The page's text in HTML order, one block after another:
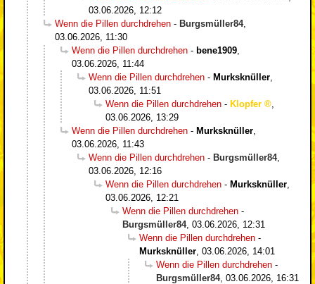
03.06.2026, 12:12
Wenn die Pillen durchdrehen - Burgsmüller84,
03.06.2026, 11:30
Wenn die Pillen durchdrehen - bene1909
03.06.2026, 11:44
Wenn die Pillen durchdrehen - Murksknüller
03.06.2026, 11:51
Wenn die Pillen durchdrehen - Klopfer
03.06.2026, 13:29
Wenn die Pillen durchdrehen - Murksknüller
03.06.2026, 11:43
Wenn die Pillen durchdrehen - Burgsmüller84,
03.06.2026, 12:16
Wenn die Pillen durchdrehen - Murksknüller
03.06.2026, 12:21
Wenn die Pillen durchdrehen -
Burgsmüller84, 03.06.2026, 12:31
Wenn die Pillen durchdrehen -
Murksknüller 03.06.2026, 14:01
Wenn die Pillen durchdrehen -
Burgsmüller84, 03.06.2026, 16:31